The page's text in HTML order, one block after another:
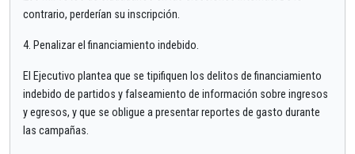
contrario, perderían su inscripción.
4. Penalizar el financiamiento indebido.
​El Ejecutivo plantea que se tipifiquen los delitos de financiamiento
indebido de partidos y falseamiento de información sobre ingresos
y egresos, y que se obligue a presentar reportes de gasto durante
las campañas.